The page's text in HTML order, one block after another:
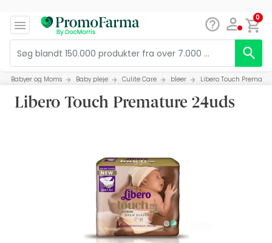
0
Babyer og Moms Baby pleje Culite Care bleer Libero Touch
Libero Touch Premature 24uds